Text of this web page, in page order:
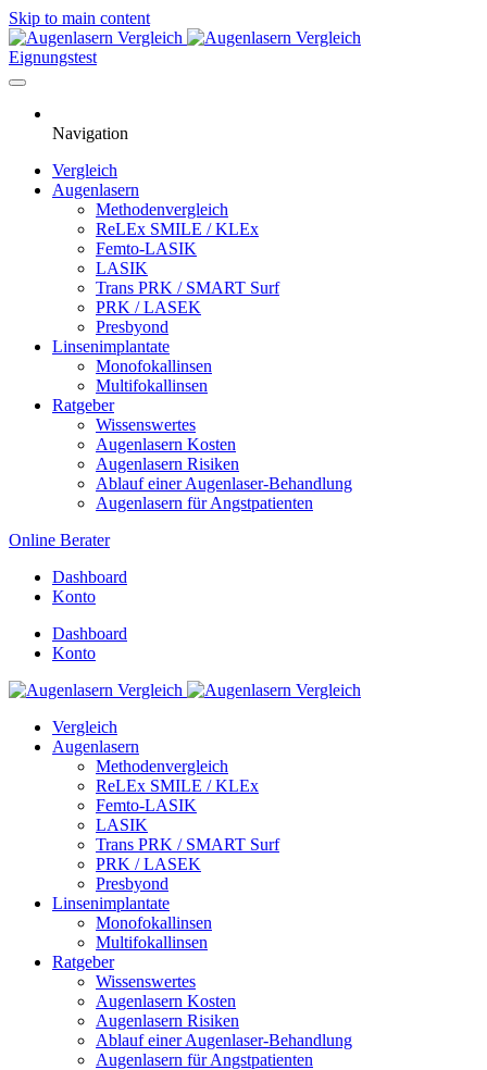
Skip to main content
Eignungstest
Navigation
Vergleich
Augenlasern
Methodenvergleich
ReLEx SMILE / KLEx
Femto-LASIK
LASIK
Trans PRK / SMART Surf
PRK / LASEK
Presbyond
Linsenimplantate
Monofokallinsen
Multifokallinsen
Ratgeber
Wissenswertes
Augenlasern Kosten
Augenlasern Risiken
Ablauf einer Augenlaser-Behandlung
Augenlasern für Angstpatienten
Online Berater
Dashboard
Konto
Dashboard
Konto
Vergleich
Augenlasern
Methodenvergleich
ReLEx SMILE / KLEx
Femto-LASIK
LASIK
Trans PRK / SMART Surf
PRK / LASEK
Presbyond
Linsenimplantate
Monofokallinsen
Multifokallinsen
Ratgeber
Wissenswertes
Augenlasern Kosten
Augenlasern Risiken
Ablauf einer Augenlaser-Behandlung
Augenlasern für Angstpatienten